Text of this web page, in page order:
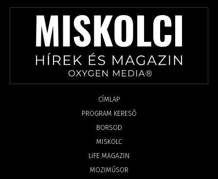
CÍMLAP
PROGRAM KERESŐ
BORSOD
MISKOLC
LIFE MAGAZIN
MOZIMŰSOR